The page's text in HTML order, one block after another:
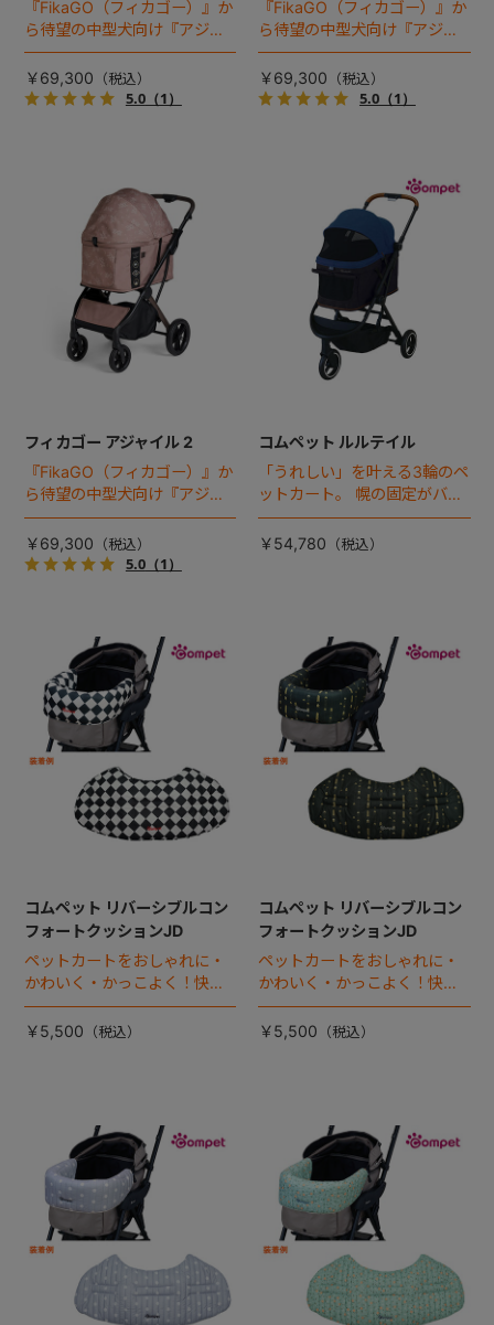
『FikaGO（フィカゴー）』か
ら待望の中型犬向け『アジャ
イル２』 登場！耐荷重30kg
で、しかも1秒・自動収納機能
搭載！！
￥69,300
5.0（1）
『FikaGO（フィカゴー）』か
ら待望の中型犬向け『アジャ
イル２』 登場！耐荷重30kg
で、しかも1秒・自動収納機能
搭載！！
￥69,300
5.0（1）
フィカゴー アジャイル 2
『FikaGO（フィカゴー）』か
ら待望の中型犬向け『アジャ
イル２』 登場！耐荷重30kg
で、しかも1秒・自動収納機能
搭載！！
￥69,300
5.0（1）
コムペット ルルテイル
「うれしい」を叶える3輪のペ
ットカート。 幌の固定がバッ
クルになった「ルルテイル」
に新色登場！
￥54,780
コムペット リバーシブルコン
フォートクッションJD
ペットカートをおしゃれに・
かわいく・かっこよく！快適
なペットカートライフをお届
け！かわいい新デザインで登
￥5,500
コムペット リバーシブルコン
フォートクッションJD
ペットカートをおしゃれに・
かわいく・かっこよく！快適
なペットカートライフをお届
け！かわいい新デザインで登
￥5,500